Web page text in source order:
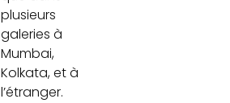
plusieurs
galeries à
Mumbai,
Kolkata, et à
l’étranger.